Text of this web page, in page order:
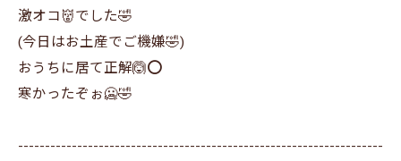
激オコ👹でした🤣
(今日はお土産でご機嫌🤣)
おうちに居て正解🙆⭕
寒かったぞぉ🥶🤣
--------------------------------------------------------------------